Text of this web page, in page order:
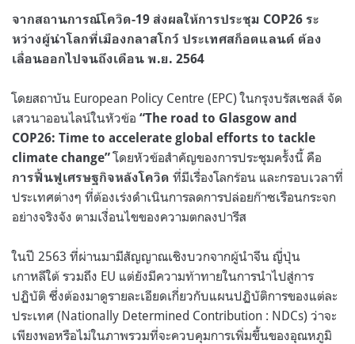
จากสถานการณ์โควิด-19 ส่งผลให้การประชุม COP26 ระ
หว่างผู้นําโลกที่เมืองกลาสโกว์ ประเทศสก็อตแลนด์ ต้อง
เลื่อนออกไปจนถึงเดือน พ.ย. 2564
โดยสถาบัน European Policy Centre (EPC)ในกรุงบรัสเซลส์ จัด
เสวนาออนไลน์ในหัวข้อ “The road to Glasgow and
COP26: Time to accelerate global efforts to tackle
climate change”โดยหัวข้อสําคัญของการประชุมครั้งนี้ คือ
การฟื้นฟูเศรษฐกิจหลังโควิด ที่มีเรื่องโลกร้อน และกรอบเวลาที่
ประเทศต่างๆ ที่ต้องเร่งดําเนินการลดการปล่อยก๊าซเรือนกระจก
อย่างจริงจัง ตามเงื่อนไขของความตกลงปารีส
ในปี 2563 ที่ผ่านมามีสัญญาณเชิงบวกจากผู้นําจีน ญี่ปุ่น
เกาหลีใต้ รวมถึง EU แต่ยังมีความท้าทายในการนําไปสู่การ
ปฏิบัติ ซึ่งต้องมาดูรายละเอียดเกี่ยวกับแผนปฏิบัติการของแต่ละ
ประเทศ (Nationally Determined Contribution : NDCs) ว่าจะ
เพียงพอหรือไม่ในภาพรวมที่จะควบคุมการเพิ่มขึ้นของอุณหภูมิ